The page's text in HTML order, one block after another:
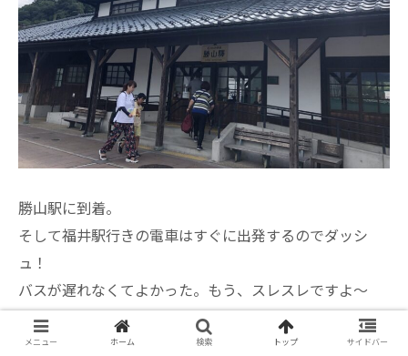
勝山駅に到着。
そして福井駅行きの電車はすぐに出発するのでダッシ
ュ！
バスが遅れなくてよかった。もう、スレスレですよ〜
電車の中ではうつらうつらとお昼寝しながら福井駅に帰
りました。
メニュー ホーム 検索 トップ サイドバー